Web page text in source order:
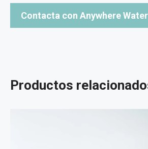
Contacta con Anywhere
Productos